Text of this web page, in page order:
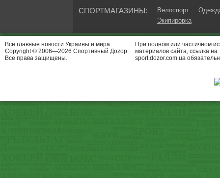
СПОРТМАГАЗИНЫ: Велоспорт
Экипировка
Все главные новости Украины и мира.
Copyright © 2006—2026 Спортивный Доzор
Все права защищены.
При полном или частичном
материалов сайта, ссылка на
sport.dozor.com.ua